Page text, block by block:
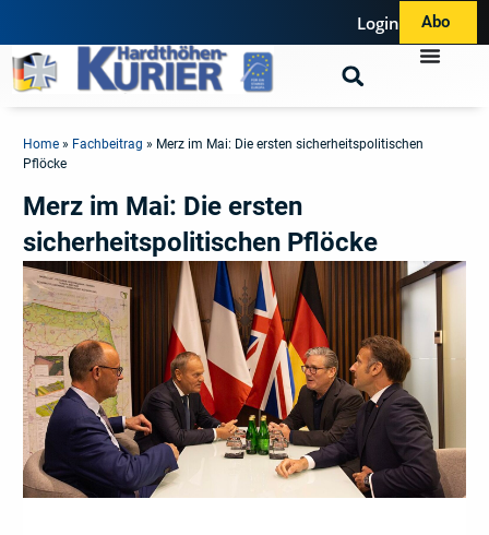
Login Abo
Home » Fachbeitrag » Merz im Mai: Die ersten sicherheitspolitischen
Pflöcke
Merz im Mai: Die ersten
sicherheitspolitischen Pflöcke